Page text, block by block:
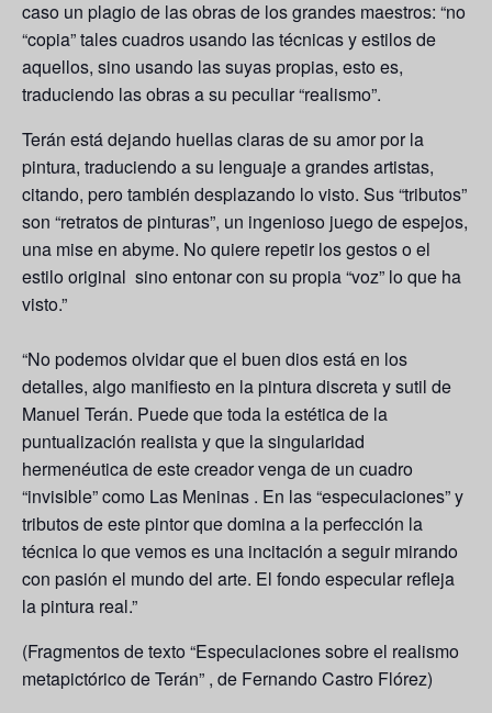
caso un plagio de las obras de los grandes maestros: “no
“copia” tales cuadros usando las técnicas y estilos de
aquellos, sino usando las suyas propias, esto es,
traduciendo las obras a su peculiar “realismo”.
Terán está dejando huellas claras de su amor por la
pintura, traduciendo a su lenguaje a grandes artistas,
citando, pero también desplazando lo visto. Sus “tributos”
son “retratos de pinturas”, un ingenioso juego de espejos,
una mise en abyme. No quiere repetir los gestos o el
estilo original sino entonar con su propia “voz” lo que ha
visto.”
“No podemos olvidar que el buen dios está en los
detalles, algo manifiesto en la pintura discreta y sutil de
Manuel Terán. Puede que toda la estética de la
puntualización realista y que la singularidad
hermenéutica de este creador venga de un cuadro
“invisible” como Las Meninas . En las “especulaciones” y
tributos de este pintor que domina a la perfección la
técnica lo que vemos es una incitación a seguir mirando
con pasión el mundo del arte. El fondo especular refleja
la pintura real.”
(Fragmentos de texto “Especulaciones sobre el realismo
metapictórico de Terán” , de Fernando Castro Flórez)